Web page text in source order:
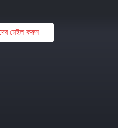
মেইল ​​করুন